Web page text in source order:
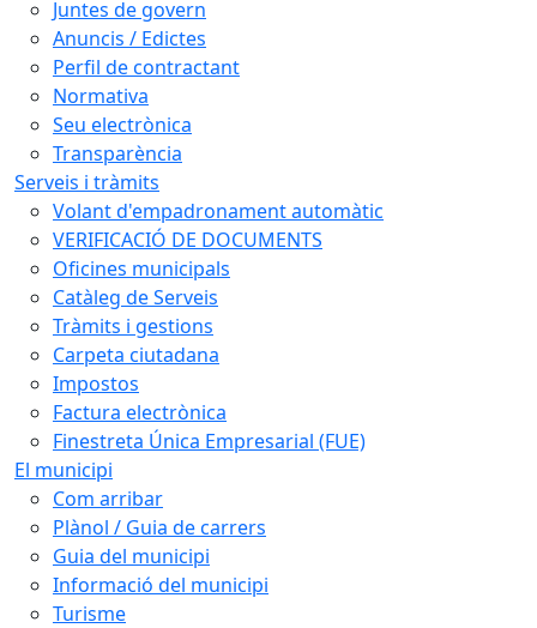
Juntes de govern
Anuncis / Edictes
Perfil de contractant
Normativa
Seu electrònica
Transparència
Serveis i tràmits
Volant d'empadronament automàtic
VERIFICACIÓ DE DOCUMENTS
Oficines municipals
Catàleg de Serveis
Tràmits i gestions
Carpeta ciutadana
Impostos
Factura electrònica
Finestreta Única Empresarial (FUE)
El municipi
Com arribar
Plànol / Guia de carrers
Guia del municipi
Informació del municipi
Turisme